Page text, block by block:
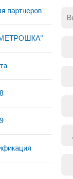
партнеров